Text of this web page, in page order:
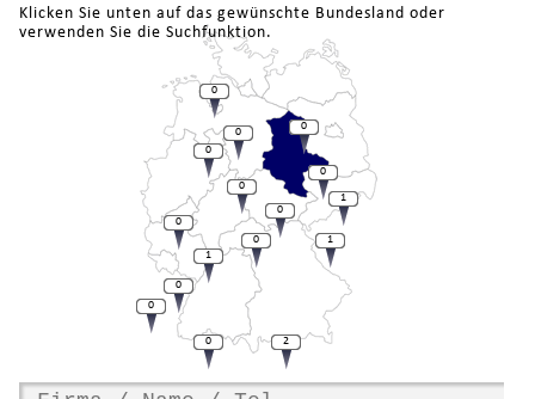
Klicken Sie unten auf das gewünschte Bundesland oder
verwenden Sie die Suchfunktion.
1
1
0
0
0
0
0
0
0
0
0
1
0
0
0
2